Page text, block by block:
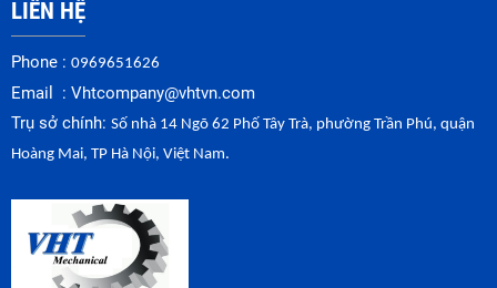
LIÊN HỆ
Phone : 0969651626
Email : Vhtcompany@vhtvn.com
Trụ sở chính: Số nhà 14 Ngõ 62 Phố Tây Trà, phường Trần Phú, quận
Hoàng Mai, TP Hà Nội, Việt Nam.